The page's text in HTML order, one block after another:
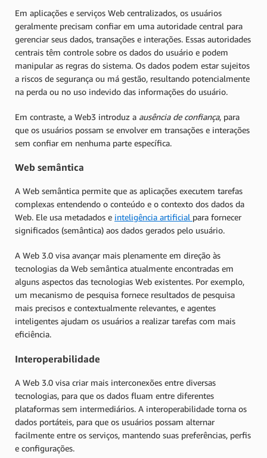
Em aplicações e serviços Web centralizados, os usuários
geralmente precisam confiar em uma autoridade central para
gerenciar seus dados, transações e interações. Essas autoridades
centrais têm controle sobre os dados do usuário e podem
manipular as regras do sistema. Os dados podem estar sujeitos
a riscos de segurança ou má gestão, resultando potencialmente
na perda ou no uso indevido das informações do usuário.
Em contraste, a Web3 introduz a ausência de confiança, para
que os usuários possam se envolver em transações e interações
sem confiar em nenhuma parte específica.
Web semântica
A Web semântica permite que as aplicações executem tarefas
complexas entendendo o conteúdo e o contexto dos dados da
Web. Ele usa metadados e inteligência artificial para fornecer
significados (semântica) aos dados gerados pelo usuário.
A Web 3.0 visa avançar mais plenamente em direção às
tecnologias da Web semântica atualmente encontradas em
alguns aspectos das tecnologias Web existentes. Por exemplo,
um mecanismo de pesquisa fornece resultados de pesquisa
mais precisos e contextualmente relevantes, e agentes
inteligentes ajudam os usuários a realizar tarefas com mais
eficiência.
Interoperabilidade
A Web 3.0 visa criar mais interconexões entre diversas
tecnologias, para que os dados fluam entre diferentes
plataformas sem intermediários. A interoperabilidade torna os
dados portáteis, para que os usuários possam alternar
facilmente entre os serviços, mantendo suas preferências, perfis
e configurações.